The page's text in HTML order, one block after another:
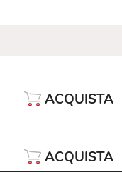
che
Baum, il
specchio di
ricca, col
visto sparire i
ACQUISTA
ACQUISTA